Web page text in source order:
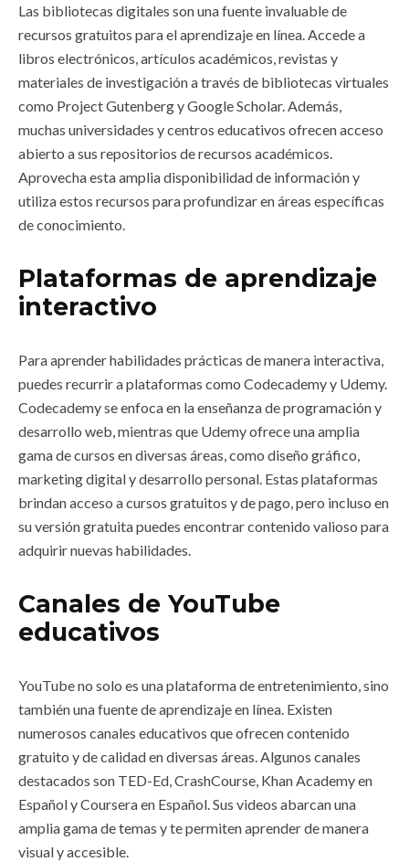
Las bibliotecas digitales son una fuente invaluable de
recursos gratuitos para el aprendizaje en línea. Accede a
libros electrónicos, artículos académicos, revistas y
materiales de investigación a través de bibliotecas virtuales
como Project Gutenberg y Google Scholar. Además,
muchas universidades y centros educativos ofrecen acceso
abierto a sus repositorios de recursos académicos.
Aprovecha esta amplia disponibilidad de información y
utiliza estos recursos para profundizar en áreas específicas
de conocimiento.
Plataformas de aprendizaje
interactivo
Para aprender habilidades prácticas de manera interactiva,
puedes recurrir a plataformas como Codecademy y Udemy.
Codecademy se enfoca en la enseñanza de programación y
desarrollo web, mientras que Udemy ofrece una amplia
gama de cursos en diversas áreas, como diseño gráfico,
marketing digital y desarrollo personal. Estas plataformas
brindan acceso a cursos gratuitos y de pago, pero incluso en
su versión gratuita puedes encontrar contenido valioso para
adquirir nuevas habilidades.
Canales de YouTube
educativos
YouTube no solo es una plataforma de entretenimiento, sino
también una fuente de aprendizaje en línea. Existen
numerosos canales educativos que ofrecen contenido
gratuito y de calidad en diversas áreas. Algunos canales
destacados son TED-Ed, CrashCourse, Khan Academy en
Español y Coursera en Español. Sus videos abarcan una
amplia gama de temas y te permiten aprender de manera
visual y accesible.